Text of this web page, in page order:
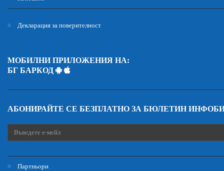
Декларация за поверителност
МОБИЛНИ ПРИЛОЖЕНИЯ НА:
БГ БАРКОД
АБОНИРАЙТЕ СЕ БЕЗПЛАТНО ЗА БЮЛЕТИН
Партньори